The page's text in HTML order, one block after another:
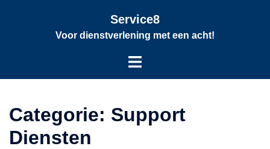
Service8
Voor dienstverlening met een acht!
Categorie: Support
Diensten